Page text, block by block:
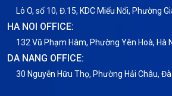
Tin tức
Lô O, số 10, Đ.15, KDC Miếu Nổi, Phường
HA NOI OFFICE:
132 Vũ Phạm Hàm, Phường Yên Hoà, Hà
DA NANG OFFICE:
30 Nguyễn Hữu Thọ, Phường Hải Châu,